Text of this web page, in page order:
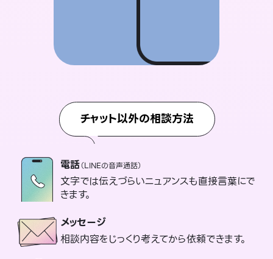
チャット以外の相談方法
電話（LINEの音声通話）
文字では伝えづらいニュアンスも直接言葉にで
きます。
メッセージ
相談内容をじっくり考えてから依頼できます。